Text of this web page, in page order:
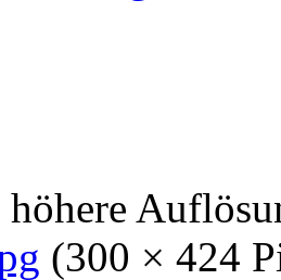
(300 × 424